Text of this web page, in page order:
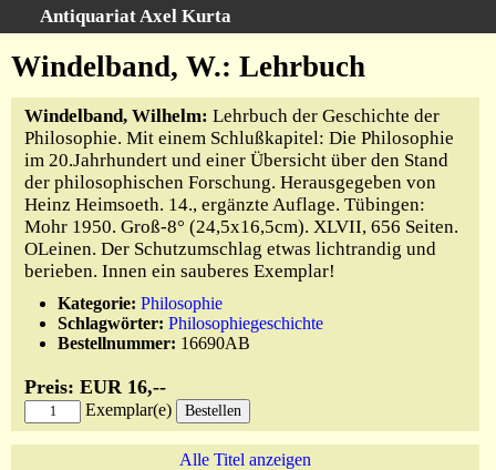
Antiquariat Axel Kurta
Suche
Sachgebiete
Schlagwörter
Kataloge
Ankauf
Warenkorb
Anfahrt/Kontakt
Geschäftschronik
Windelband, W.: Lehrbuch
Windelband, Wilhelm: Lehrbuch der Geschichte der
Philosophie. Mit einem Schlußkapitel: Die Philosophie
im 20.Jahrhundert und einer Übersicht über den Stand
der philosophischen Forschung. Herausgegeben von
Heinz Heimsoeth. 14., ergänzte Auflage. Tübingen:
Mohr 1950. Groß-8° (24,5x16,5cm). XLVII, 656 Seiten.
OLeinen. Der Schutzumschlag etwas lichtrandig und
berieben. Innen ein sauberes Exemplar!
Kategorie: Philosophie
Schlagwörter: Philosophiegeschichte
Bestellnummer: 16690AB
Preis: EUR 16,--
Exemplar(e)
Alle Titel anzeigen